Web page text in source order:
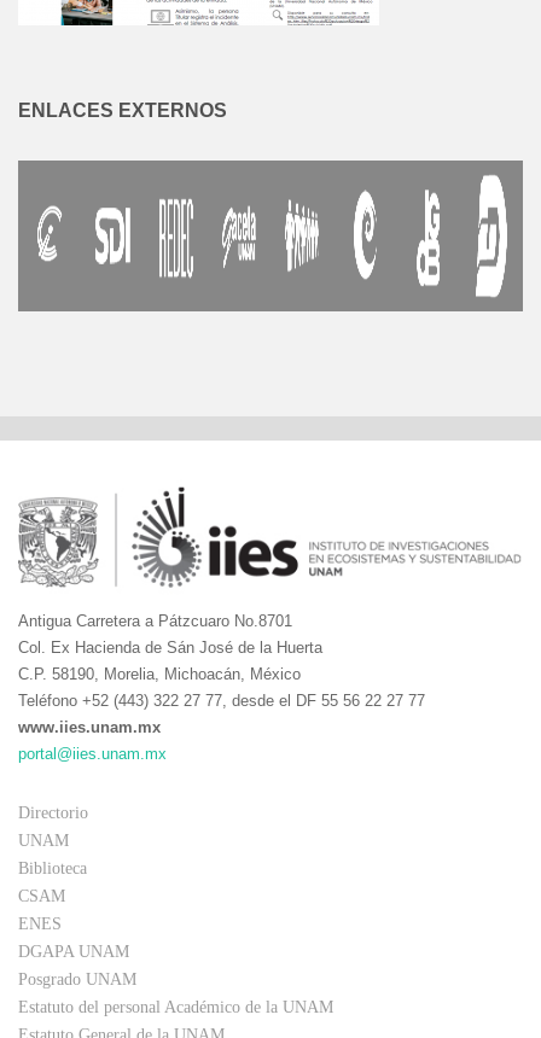
ENLACES EXTERNOS
Antigua Carretera a Pátzcuaro No.8701
Col. Ex Hacienda de Sán José de la Huerta
C.P. 58190, Morelia, Michoacán, México
Teléfono +52 (443) 322 27 77, desde el DF 55 56 22 27 77
www.iies.unam.mx
portal@iies.unam.mx
Directorio
UNAM
Biblioteca
CSAM
ENES
DGAPA UNAM
Posgrado UNAM
Estatuto del personal Académico de la UNAM